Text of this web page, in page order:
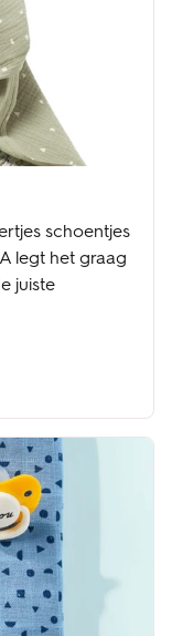
schoentjes
legt het graag
juiste